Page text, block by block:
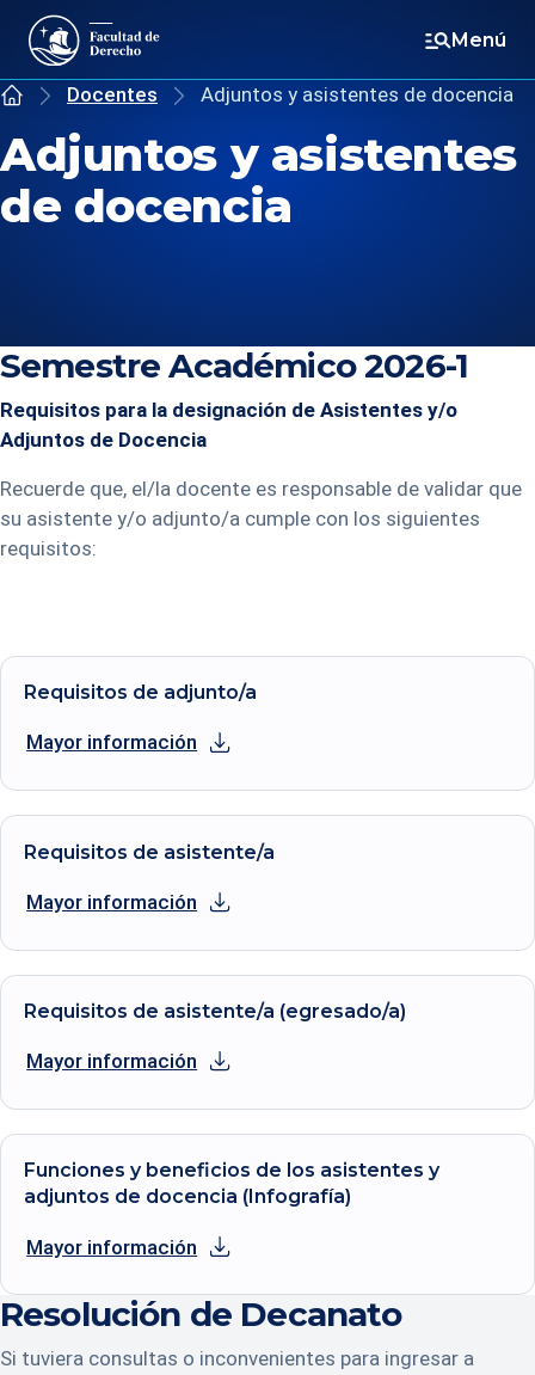
Menú
Inicio Docentes Adjuntos y asistentes de docencia
Adjuntos y asistentes
de docencia
Semestre Académico 2026-1
Requisitos para la designación de Asistentes y/o
Adjuntos de Docencia
Recuerde que, el/la docente es responsable de validar que
su asistente y/o adjunto/a cumple con los siguientes
requisitos:
Requisitos de adjunto/a
Mayor informaciónse abre en una nueva pestaña
Requisitos de asistente/a
Mayor informaciónse abre en una nueva pestaña
Requisitos de asistente/a (egresado/a)
Mayor informaciónse abre en una nueva pestaña
Funciones y beneficios de los asistentes y
adjuntos de docencia (Infografía)
Mayor informaciónse abre en una nueva pestaña
Resolución de Decanato
Si tuviera consultas o inconvenientes para ingresar a